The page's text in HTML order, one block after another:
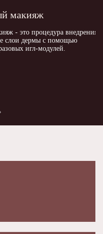
макияж
- это процедура внедрения
слои дермы с помощью
игл-модулей.